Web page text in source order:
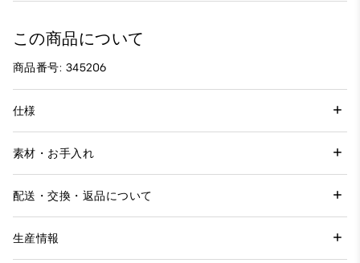
この商品について
商品番号: 345206
仕様
素材・お手入れ
配送・交換・返品について
生産情報